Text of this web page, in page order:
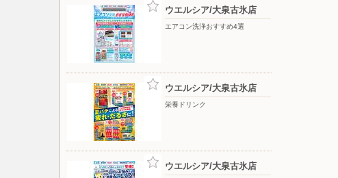
ウエルシア/大泉古氷店
エアコン洗浄おすすめ4選
ウエルシア/大泉古氷店
栄養ドリンク
ウエルシア/大泉古氷店